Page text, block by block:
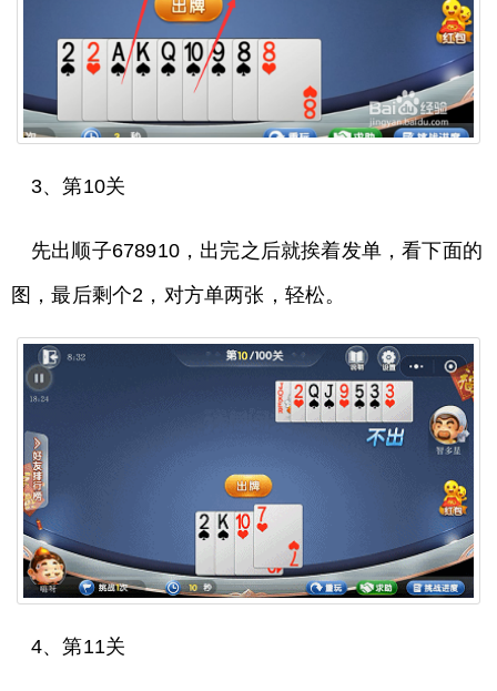
3、第10关
先出顺子678910，出完之后就挨着发单，看下面的
图，最后剩个2，对方单两张，轻松。
4、第11关